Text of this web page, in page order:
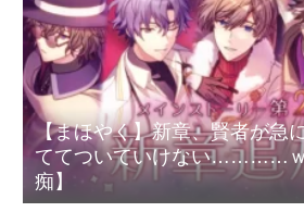
【まほやく】新章、賢者が急
ててついていけない…………ｗ
痴】